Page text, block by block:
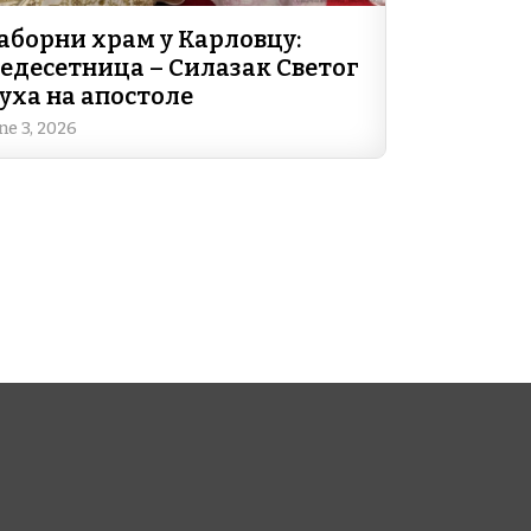
храм у Карловцу:
– Силазак Светог
на апостоле
3, 2026